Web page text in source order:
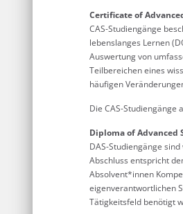
Certificate of
CAS-Studiengänge
lebenslanges Lernen
Auswertung von
Teilbereichen eines
häufigen
Die CAS-Studiengänge
Diploma of Advanced
DAS-Studiengänge
Abschluss entspricht
Absolvent*innen
eigenverantwortlichen
Tätigkeitsfeld benötigt